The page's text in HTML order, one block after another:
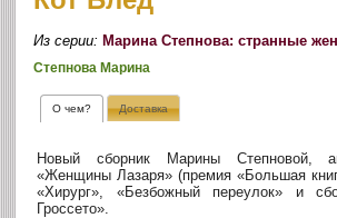
Из серии:Марина Степнова: странные
Степнова Марина
О чем? Доставка
Новый сборник Марины Степновой,
«Женщины Лазаря» (премия «Большая
«Хирург», «Безбожный переулок» и
Гроссето».